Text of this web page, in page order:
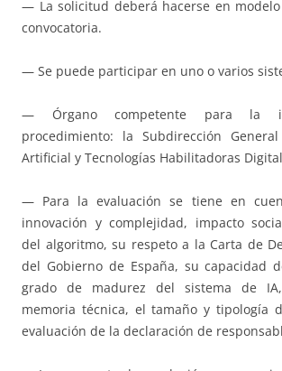
— La solicitud deberá hacerse en
convocatoria.
— Se puede participar en uno o varios
— Órgano competente para la
procedimiento: la Subdirección
Artificial y Tecnologías Habilitadoras
— Para la evaluación se tiene en
innovación y complejidad, impacto
del algoritmo, su respeto a la Carta de
del Gobierno de España, su capacidad
grado de madurez del sistema de
memoria técnica, el tamaño y tipología
evaluación de la declaración de